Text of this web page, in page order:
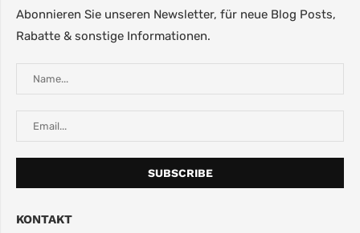
Abonnieren Sie unseren Newsletter, für neue Blog Posts,
Rabatte & sonstige Informationen.
KONTAKT